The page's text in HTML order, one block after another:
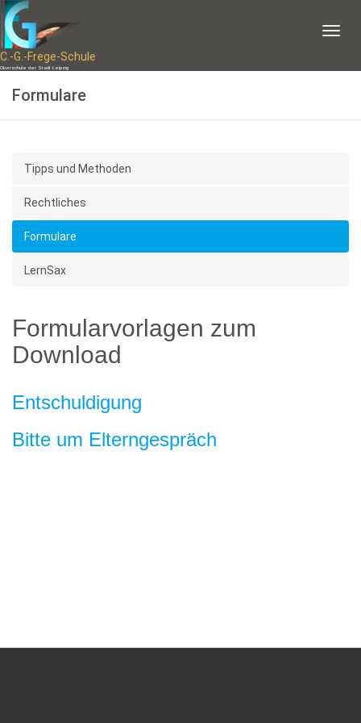
C.-G.-Frege-Schule
Oberschule der Stadt Leipzig
Formulare
Tipps und Methoden
Rechtliches
Formulare
LernSax
Formularvorlagen zum
Download
Entschuldigung
Bitte um Elterngespräch